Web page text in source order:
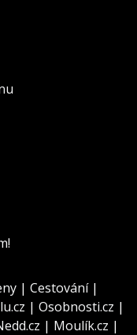
| Cestování|
| Osobnosti.cz |
| Moulík.cz |